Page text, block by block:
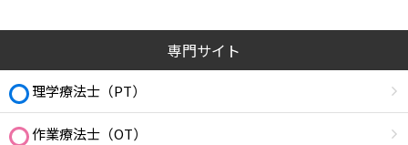
専門サイト
理学療法士（PT）
作業療法士（OT）